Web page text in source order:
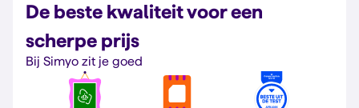
De beste kwaliteit voor een
scherpe prijs
Bij Simyo zit je goed